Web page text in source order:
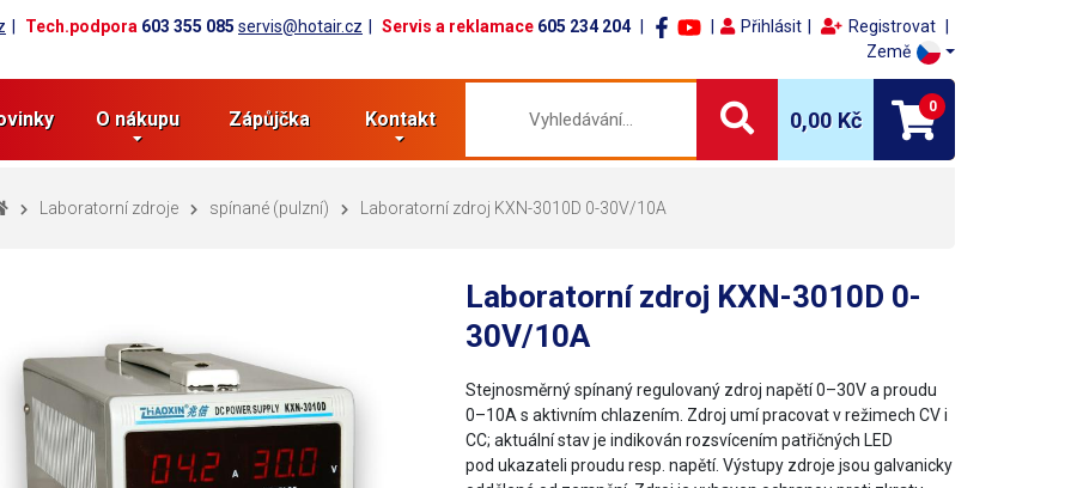
Tech.podpora 603 355 085 servis@hotair.cz Servis a reklamace 605 234 204 Přihlásit
Registrovat
Země
O nákupu Zápůjčka Kontakt 0,00 Kč
0
Laboratorní zdroje spínané (pulzní) Laboratorní zdroj KXN-3010D 0-30V/10A
Laboratorní zdroj KXN-3010D 0-
30V/10A
Stejnosměrný spínaný regulovaný zdroj napětí 0–30V a proudu
0–10A s aktivním chlazením. Zdroj umí pracovat v režimech CV i
CC; aktuální stav je indikován rozsvícením patřičných LED
pod ukazateli proudu resp. napětí. Výstupy zdroje jsou galvanicky